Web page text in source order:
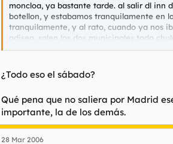
moncloa, ya bastante tarde. al salir dl inn
botellon, y estabamos tranquilamente en
tranquilamente, y al rato, cuando ya nos
odisea, salen los dos municipales todo
en el botellon a eso de las 12 d la noche
conduciendo, entonces me han dicho
DNI en una libreta, yo mientras les pedi
amenazando, y yo les he dicho que si,
creeis que me pueden multar ??? no han
¿Todo eso el sábado?
Qué pena que no saliera por Madrid
importante, la de los demás.
28 Mar 2006